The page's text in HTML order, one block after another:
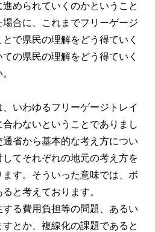
められていくのかということ
合に、これまでフリーゲージ
で県民の理解をどう得ていく
の県民の理解をどう得ていく
いわゆるフリーゲージトレイ
わないということでありまし
省から基本的な考え方につい
てそれぞれの地元の考え方を
す。そういった意味では、ボ
と考えております。
る費用負担等の問題、あるい
とか、複線化の課題であると